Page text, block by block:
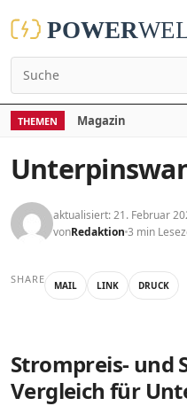
THEMEN Magazin
aktualisiert: 21. Februar
vonRedaktion 3 min
SHARE MAIL LINK DRUCK
Strompreis- und
Vergleich für